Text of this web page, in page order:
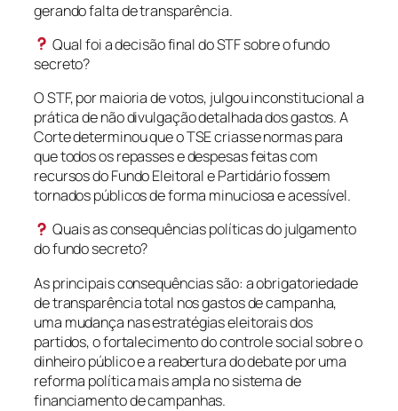
gerando falta de transparência.
Qual foi a decisão final do STF sobre o fundo
secreto?
O STF, por maioria de votos, julgou inconstitucional a
prática de não divulgação detalhada dos gastos. A
Corte determinou que o TSE criasse normas para
que todos os repasses e despesas feitas com
recursos do Fundo Eleitoral e Partidário fossem
tornados públicos de forma minuciosa e acessível.
Quais as consequências políticas do julgamento
do fundo secreto?
As principais consequências são: a obrigatoriedade
de transparência total nos gastos de campanha,
uma mudança nas estratégias eleitorais dos
partidos, o fortalecimento do controle social sobre o
dinheiro público e a reabertura do debate por uma
reforma política mais ampla no sistema de
financiamento de campanhas.